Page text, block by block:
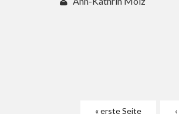
« erste Seite